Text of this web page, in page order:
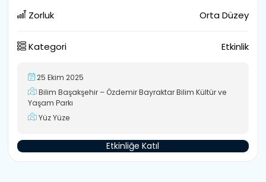
Zorluk Orta Düzey
Kategori Etkinlik
25 Ekim 2025
Bilim Başakşehir – Özdemir Bayraktar Bilim Kültür ve
Yaşam Parkı
Yüz Yüze
Etkinliğe Katıl